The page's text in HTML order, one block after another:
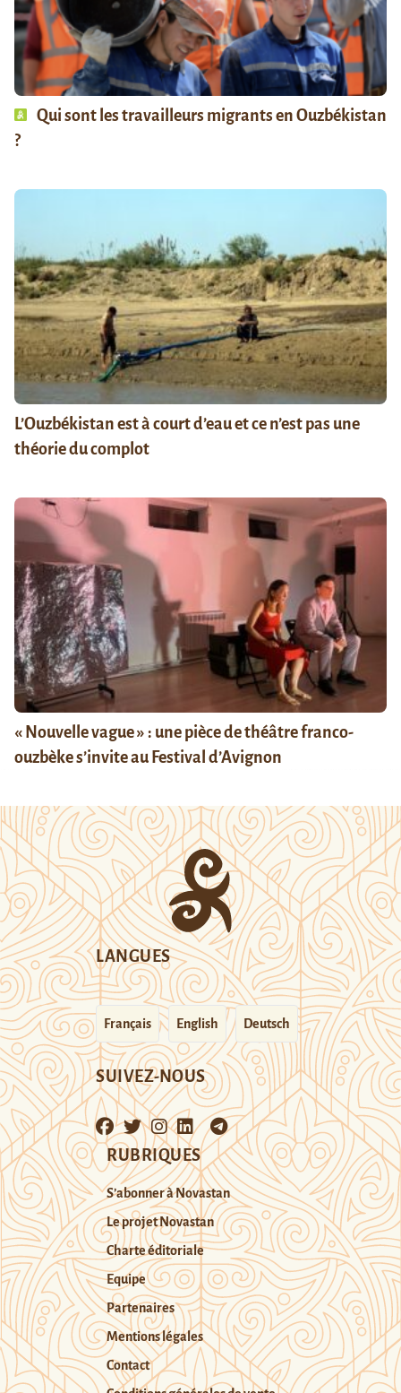
Qui sont les travailleurs migrants en Ouzbékistan
?
L’Ouzbékistan est à court d’eau et ce n’est pas une
théorie du complot
« Nouvelle vague » : une pièce de théâtre franco-
ouzbèke s’invite au Festival d’Avignon
LANGUES
Français English Deutsch
SUIVEZ-NOUS
RUBRIQUES
S’abonner à Novastan
Le projet Novastan
Charte éditoriale
Equipe
Partenaires
Mentions légales
Contact